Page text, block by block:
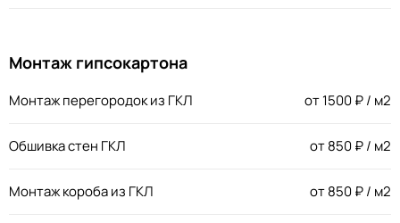
Монтаж гипсокартона
Монтаж перегородок из ГКЛ от1500₽ / м2
Обшивка стен ГКЛ от850₽ / м2
Монтаж короба из ГКЛ от850₽ / м2